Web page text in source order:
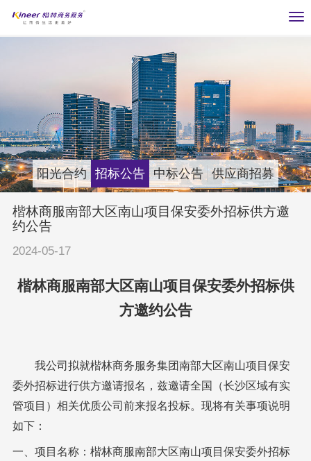
阳光合约 招标公告 中标公告 供应商招募
楷林商服南部大区南山项目保安委外招标供方邀
约公告
2024-05-17
楷林商服南部大区南山项目保安委外招标供
方邀约公告
我公司拟就楷林商务服务集团南部大区南山项目保安
委外招标进行供方邀请报名 ，兹邀请全国（长沙区域有实
管项目） 相关优质公司 前来报名投标。现将有关事项说明
如下：
一、项目名称：楷林商服南部大区南山项目保安委外招标